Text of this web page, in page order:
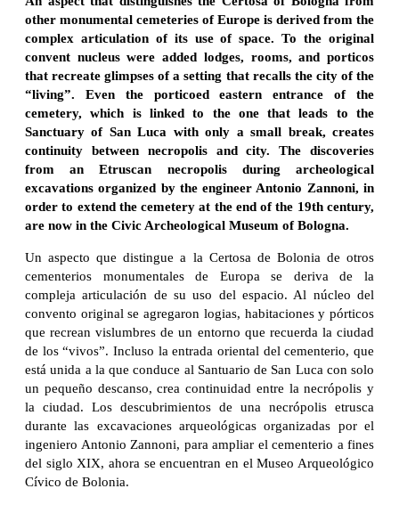
other monumental cemeteries of Europe is derived from the
complex articulation of its use of space. To the original
convent nucleus were added lodges, rooms, and porticos
that recreate glimpses of a setting that recalls the city of the
“living”. Even the porticoed eastern entrance of the
cemetery, which is linked to the one that leads to the
Sanctuary of San Luca with only a small break, creates
continuity between necropolis and city. The discoveries
from an Etruscan necropolis during archeological
excavations organized by the engineer Antonio Zannoni, in
order to extend the cemetery at the end of the 19th century,
are now in the Civic Archeological Museum of Bologna.
Un aspecto que distingue a la Certosa de Bolonia de otros
cementerios monumentales de Europa se deriva de la
compleja articulación de su uso del espacio. Al núcleo del
convento original se agregaron logias, habitaciones y pórticos
que recrean vislumbres de un entorno que recuerda la ciudad
de los “vivos”. Incluso la entrada oriental del cementerio, que
está unida a la que conduce al Santuario de San Luca con solo
un pequeño descanso, crea continuidad entre la necrópolis y
la ciudad. Los descubrimientos de una necrópolis etrusca
durante las excavaciones arqueológicas organizadas por el
ingeniero Antonio Zannoni, para ampliar el cementerio a fines
del siglo XIX, ahora se encuentran en el Museo Arqueológico
Cívico de Bolonia.